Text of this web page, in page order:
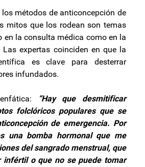
métodos de anticoncepción de
mitos que los rodean son temas
en la consulta médica como en la
expertas coinciden en que la
es clave para desterrar
infundados.
“Hay que desmitificar
folclóricos populares que se
de emergencia. Por
una bomba hormonal que me
del sangrado menstrual, que
infértil o que no se puede tomar